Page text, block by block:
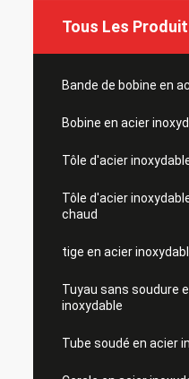
Tous Les
Bande de bobine en
Bobine en acier
Tôle d'acier
Tôle d'acier
chaud
tige en acier
Tuyau sans soudure
inoxydable
Tube soudé en acier